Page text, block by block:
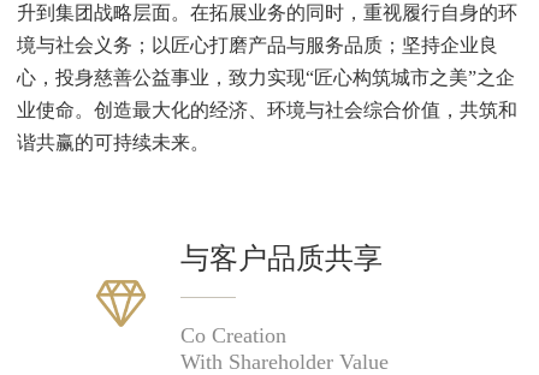
以「联合国2030可持续发展目标（SDGs）」为指引，
「用心构筑城市未来」的可持续发展愿景，将可持续发
升到集团战略层面。在拓展业务的同时，重视履行自身
境与社会义务；以匠心打磨产品与服务品质；坚持企业
谐共赢的可持续未来。与客户品质共享
Co Creation
With Shareholder Value